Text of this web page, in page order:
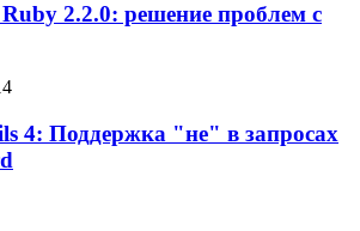
2.2.0: решение проблем с
4: Поддержка "не" в запросах